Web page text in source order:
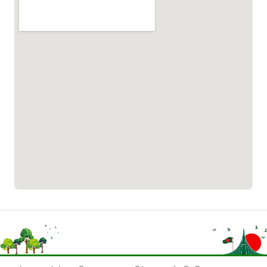
১৬৫৭৫
ই-জিপি ইমার্জেন্সি হটলাইন